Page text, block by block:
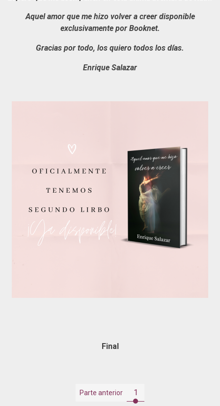
Aquel amor que me hizo volver a creer disponible
exclusivamente por Booknet.
Gracias por todo, los quiero todos los días.
Enrique Salazar
Final
Parte anterior 1